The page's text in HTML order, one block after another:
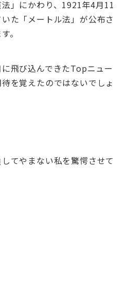
」にかわり、1921年4月11
た「メートル法」が公布さ
。
飛び込んできたTopニュー
を覚えたのではないでしょ
てやまない私を驚愕させて